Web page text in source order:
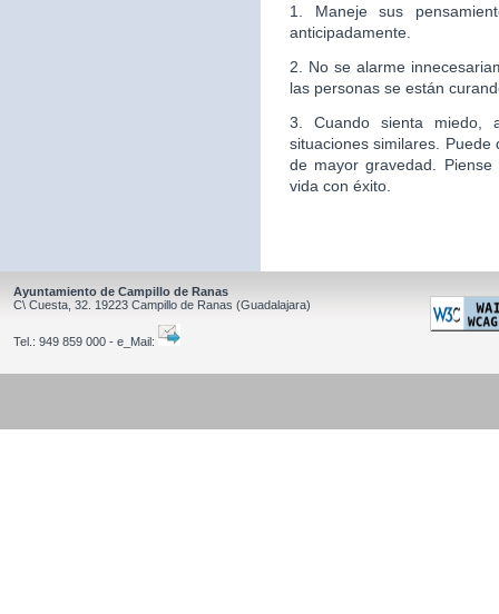
1. Maneje sus
anticipadamente.
2. No se alarme
las personas se están
3. Cuando sienta miedo,
situaciones similares.
de mayor gravedad.
vida con éxito.
Ayuntamiento de Campillo de Ranas
C\ Cuesta, 32. 19223 Campillo de Ranas (Guadalajara)
Tel.: 949 859 000 - e_Mail: